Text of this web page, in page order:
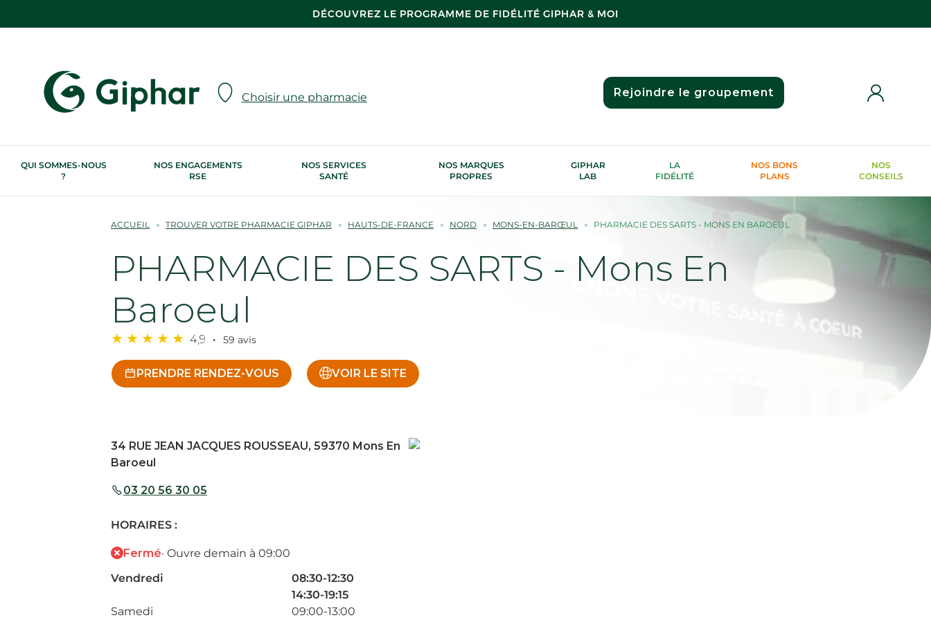
DÉCOUVREZ LE PROGRAMME DE FIDÉLITÉ GIPHAR & MOI
Choisir une pharmacie Rejoindre le groupement
QUI SOMMES-NOUS
?
NOS ENGAGEMENTS
RSE
NOS SERVICES
SANTÉ
NOS MARQUES
PROPRES
GIPHAR
LAB
LA
FIDÉLITÉ
NOS BONS
PLANS
NOS
CONSEILS
ACCUEIL TROUVER VOTRE PHARMACIE GIPHAR HAUTS-DE-FRANCE NORD MONS-EN-BARŒUL PHARMACIE DES SARTS - MONS EN BAROEUL
PHARMACIE DES SARTS - Mons En
Baroeul
4,9 59 avis
PRENDRE RENDEZ-VOUS VOIR LE SITE
34 RUE JEAN JACQUES ROUSSEAU, 59370 Mons En
Baroeul
03 20 56 30 05
HORAIRES :
Fermé· Ouvre demain à 09:00
Vendredi
08:30-12:30
14:30-19:15
Samedi
09:00-13:00